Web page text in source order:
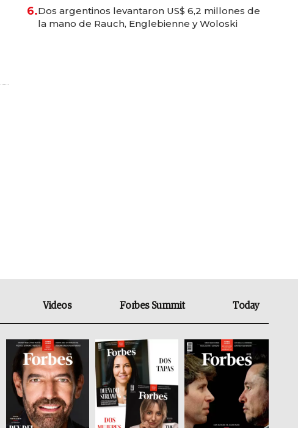
6.Dos argentinos levantaron US$ 6,2 millones de
la mano de Rauch, Englebienne y Woloski
Videos Forbes Summit Today